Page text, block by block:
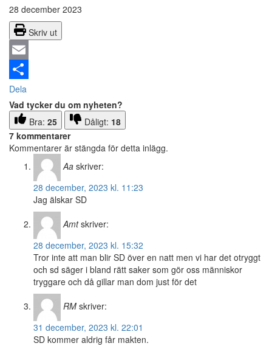
28 december 2023
Skriv ut
Email
Dela
Vad tycker du om nyheten?
Bra: 25 Dåligt: 18
7 kommentarer
Kommentarer är stängda för detta inlägg.
Aa skriver:
28 december, 2023 kl. 11:23
Jag älskar SD
Amt skriver:
28 december, 2023 kl. 15:32
Tror inte att man blir SD över en natt men vi har det otryggt
och sd säger i bland rätt saker som gör oss människor
tryggare och då gillar man dom just för det
RM skriver:
31 december, 2023 kl. 22:01
SD kommer aldrig får makten.